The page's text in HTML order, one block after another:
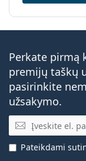
Perkate pirmą
premijų taškų
pasirinkite
užsakymo.
El. pašto
Pateikdami